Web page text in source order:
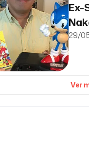
Ex-
29/
Ver